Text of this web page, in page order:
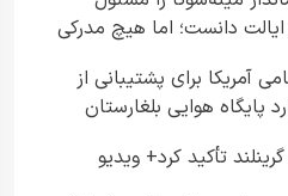
دانست؛ اما هیچ مدرکی
آمریکا برای پشتیبانی از
پایگاه هوایی بلغارستان
تأکید کرد+ ویدیو